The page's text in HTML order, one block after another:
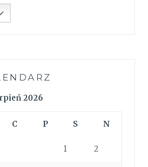
2026
C P S N
1 2